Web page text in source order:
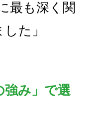
最も深く関
た」
強み」で選